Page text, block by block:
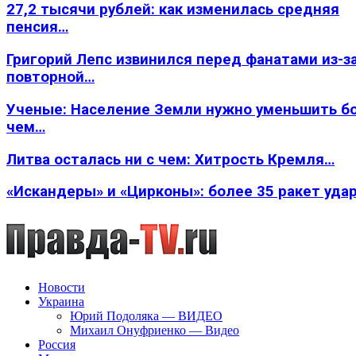
27,2 тысячи рублей: как изменилась средняя
пенсия…
Григорий Лепс извинился перед фанатами из-
повторной…
Ученые: Население Земли нужно уменьшить
чем…
Литва осталась ни с чем: Хитрость Кремля…
«Искандеры» и «Цирконы»: более 35 ракет
Новости
Украина
Юрий Подоляка — ВИДЕО
Михаил Онуфриенко — Видео
Россия